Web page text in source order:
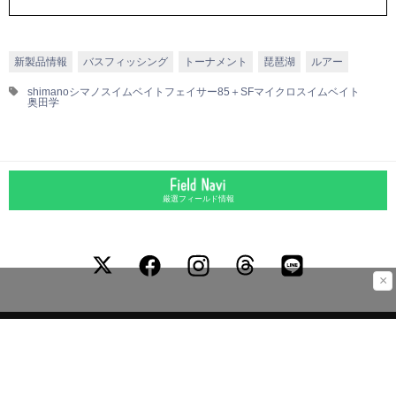
新製品情報 バスフィッシング トーナメント 琵琶湖 ルアー
shimanoシマノ スイムベイト フェイサー85＋SFマイクロスイムベイト
奥田学
×
厳選フィールド情報